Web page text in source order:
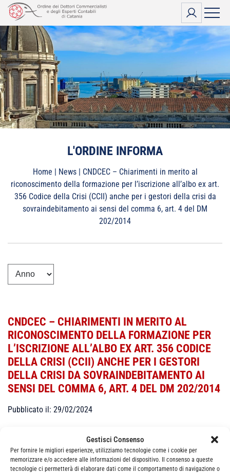
Gestisci Consenso
Per fornire le migliori esperienze, utilizziamo tecnologie come i cookie per
memorizzare e/o accedere alle informazioni del dispositivo. Il consenso a queste
tecnologie ci permetterà di elaborare dati come il comportamento di navigazione o
Vai
contenuto
L'ORDINE INFORMA
Home | News| CNDCEC – Chiarimenti in merito al
riconoscimento della formazione per l’iscrizione all’albo ex art.
356 Codice della Crisi (CCII) anche per i gestori della crisi da
sovraindebitamento ai sensi del comma 6, art. 4 del DM
202/2014
CNDCEC – CHIARIMENTI IN MERITO AL
RICONOSCIMENTO DELLA FORMAZIONE PER
L’ISCRIZIONE ALL’ALBO EX ART. 356 CODICE
DELLA CRISI (CCII) ANCHE PER I GESTORI
DELLA CRISI DA SOVRAINDEBITAMENTO AI
SENSI DEL COMMA 6, ART. 4 DEL DM 202/2014
Pubblicato il: 29/02/2024
CNDCEC Informativa n. 23/2024 del 28.02.2024